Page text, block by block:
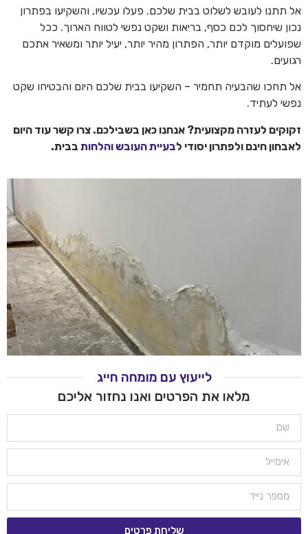
אל תתנו לעובש לשלוט בבית שלכם. פעלו עכשיו, והשקיעו בפתרון
נכון שיחסוך לכם כסף, בריאות ושקט נפשי לטווח הארוך. ככל
שפועלים מוקדם יותר, הפתרון מהיר יותר, יעיל יותר ומשאיר אתכם
רגועים.
אל תחכו שהבעיה תחמיר – השקיעו בבית שלכם היום והבטיחו שקט
נפשי לעתיד.
זקוקים לעזרה מקצועית? אנחנו כאן בשבילכם. צרו קשר עוד היום
לאבחון חינם ולפתרון יסודי לבעיית העובש והלחות בבית.
לייעוץ עם מומחה חייג
מלאו את הפרטים ואנו נחזור אליכם
שליחת פרטים